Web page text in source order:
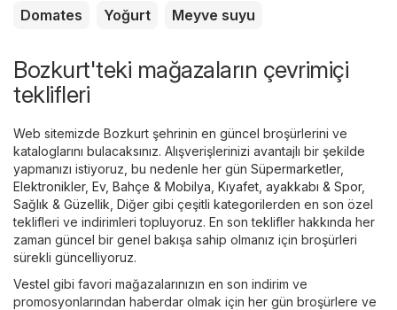
Domates
Yoğurt Meyve suyu
Bozkurt'teki mağazaların çevrimiçi
teklifleri
Web sitemizde Bozkurt şehrinin en güncel broşürlerini ve
kataloglarını bulacaksınız. Alışverişlerinizi avantajlı bir şekilde
yapmanızı istiyoruz, bu nedenle her gün Süpermarketler,
Elektronikler, Ev, Bahçe & Mobilya Kıyafet, ayakkabı & Spor,
Sağlık & Güzellik Diğer gibi çeşitli kategorilerden en son özel
teklifleri ve indirimleri topluyoruz. En son teklifler hakkında her
zaman güncel bir genel bakışa sahip olmanız için broşürleri
sürekli güncelliyoruz.
Vestel gibi favori mağazalarınızın en son indirim ve
promosyonlarından haberdar olmak için her gün broşürlere ve